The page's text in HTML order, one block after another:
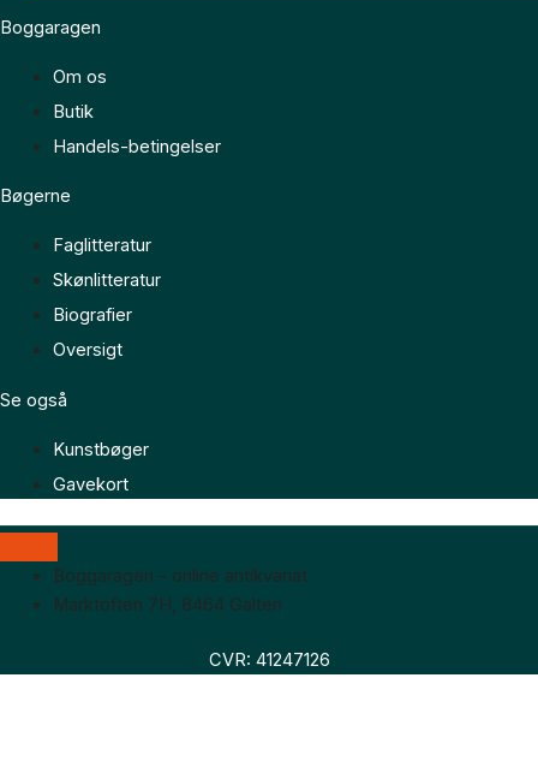
Boggaragen
Om os
Butik
Handels-betingelser
Bøgerne
Faglitteratur
Skønlitteratur
Biografier
Oversigt
Se også
Kunstbøger
Gavekort
Boggaragen – online antikvariat
Marktoften 7H, 8464 Galten
CVR: 41247126